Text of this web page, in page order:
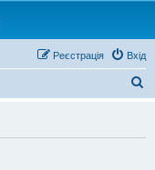
Вхід
Реєстрація